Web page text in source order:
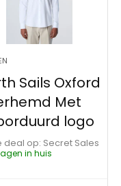
Sails Oxford
Met
logo
deal op:
Secret Sales
in huis